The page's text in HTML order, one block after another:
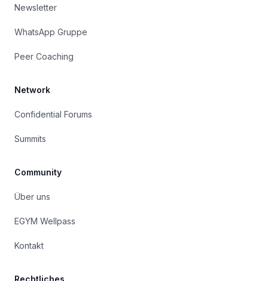
Newsletter
WhatsApp Gruppe
Peer Coaching
Network
Confidential Forums
Summits
Community
Über uns
EGYM Wellpass
Kontakt
Rechtliches